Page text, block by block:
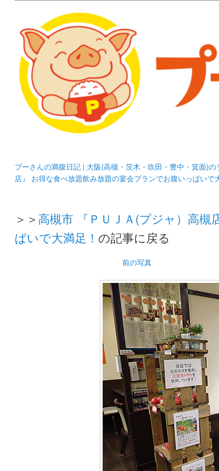
プーさんの満腹日記 |
豊中・箕面)のランチ＆
化してます。
プーさんの満腹日記 | 大阪(高槻・茨木・吹田・豊中・箕面)
店』 お得な食べ放題飲み放題の宴会プランでお腹いっぱいで
＞＞ 高槻市 『ＰＵＪＡ(プジャ）高
ぱいで大満足！ の記事に戻る
前の写真